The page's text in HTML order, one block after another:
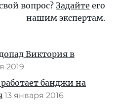
вопрос? Задайте его
нашим экспертам.
Виктория в
2019
банджи на
13 января 2016